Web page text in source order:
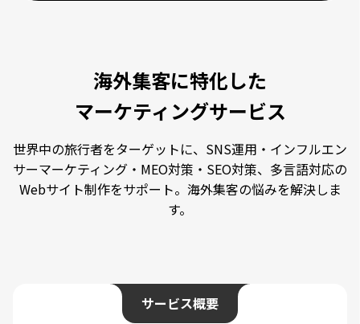
海外集客に特化した
マーケティングサービス
世界中の旅行者をターゲットに、SNS運用・インフルエン
サーマーケティング・MEO対策・SEO対策、多言語対応の
Webサイト制作をサポート。海外集客の悩みを解決しま
す。
サービス概要